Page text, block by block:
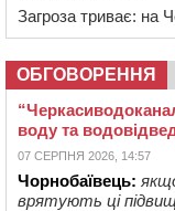
Загроза триває: на
ОБГОВОРЕННЯ
воду та
07 СЕРПНЯ 2026, 14:57
Чорнобаївець:
врятують ці